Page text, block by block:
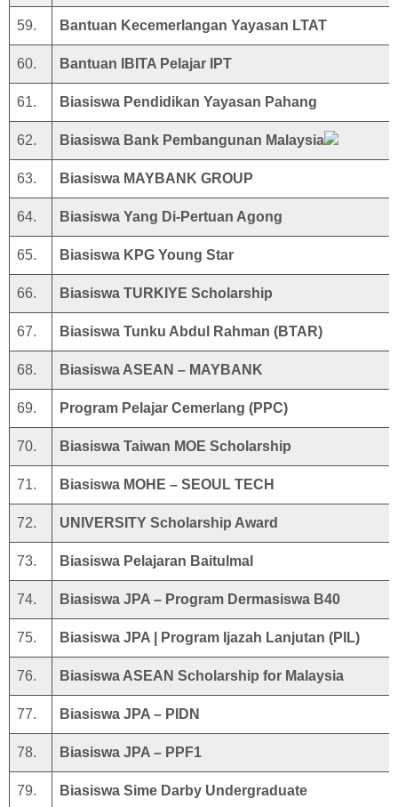
59. Bantuan Kecemerlangan Yayasan LTAT
60. Bantuan IBITA Pelajar IPT
61. Biasiswa Pendidikan Yayasan Pahang
62. Biasiswa Bank Pembangunan Malaysia
63. Biasiswa MAYBANK GROUP
64. Biasiswa Yang Di-Pertuan Agong
65. Biasiswa KPG Young Star
66. Biasiswa TURKIYE Scholarship
67. Biasiswa Tunku Abdul Rahman (BTAR)
68. Biasiswa ASEAN – MAYBANK
69. Program Pelajar Cemerlang (PPC)
70. Biasiswa Taiwan MOE Scholarship
71. Biasiswa MOHE – SEOUL TECH
72. UNIVERSITY Scholarship Award
73. Biasiswa Pelajaran Baitulmal
74. Biasiswa JPA – Program Dermasiswa B40
75. Biasiswa JPA | Program Ijazah Lanjutan (PIL)
76. Biasiswa ASEAN Scholarship for Malaysia
77. Biasiswa JPA – PIDN
78. Biasiswa JPA – PPF1
79. Biasiswa Sime Darby Undergraduate